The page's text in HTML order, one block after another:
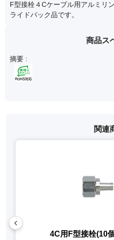
F型接栓４Cケーブル用アルミリ
ライドパック品です。
商品ス
摘要 :
関連
4C用F型接栓(10